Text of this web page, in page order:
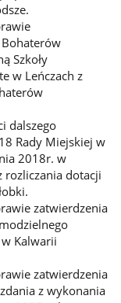
Bohaterów
Szkoły
w Leńczach z
dalszego
Rady Miejskiej w
2018r. w
rozliczania dotacji
zatwierdzenia
Kalwarii
zatwierdzenia
z wykonania